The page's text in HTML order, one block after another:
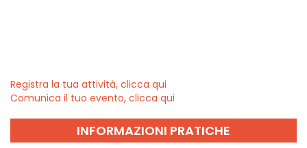
Registra la tua attività, clicca qui
Comunica il tuo evento, clicca qui
INFORMAZIONI PRATICHE